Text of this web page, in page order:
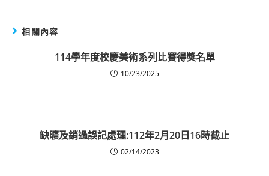
相關內容
114學年度校慶美術系列比賽得獎名單
10/23/2025
缺曠及銷過誤記處理:112年2月20日16時截止
02/14/2023